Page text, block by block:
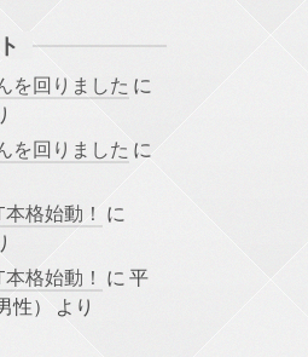
を回りました に
を回りました に
格始動！ に
格始動！ に 平
）
より